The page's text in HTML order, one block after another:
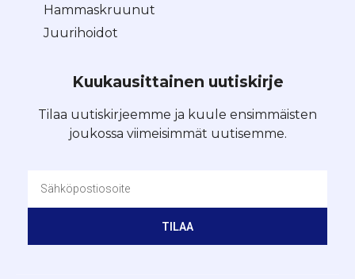
Hammaskruunut
Juurihoidot
Kuukausittainen uutiskirje
Tilaa uutiskirjeemme ja kuule ensimmäisten
joukossa viimeisimmät uutisemme.
TILAA